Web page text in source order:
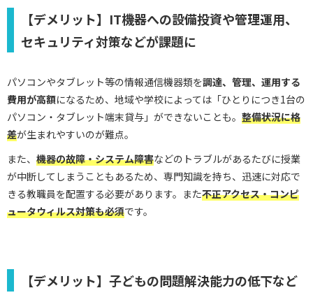
【デメリット】IT機器への設備投資や管理運用、
セキュリティ対策などが課題に
パソコンやタブレット等の情報通信機器類を調達、管理、運用する
費用が高額になるため、地域や学校によっては「ひとりにつき1台の
パソコン・タブレット端末貸与」ができないことも。 整備状況に格
差が生まれやすいのが難点。
また、 機器の故障・システム障害などのトラブルがあるたびに授業
が中断してしまうこともあるため、専門知識を持ち、迅速に対応で
きる教職員を配置する必要があります。また不正アクセス・コンピ
ュータウィルス対策も必須です。
【デメリット】子どもの問題解決能力の低下など